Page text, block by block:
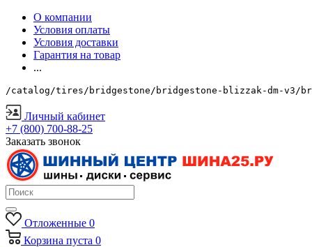
О компании
Условия оплаты
Условия доставки
Гарантия на товар
...
/catalog/tires/bridgestone/bridgestone-blizzak-dm-v3/
Личный кабинет
+7 (800) 700-88-25
Заказать звонок
Отложенные 0
Корзина пуста 0